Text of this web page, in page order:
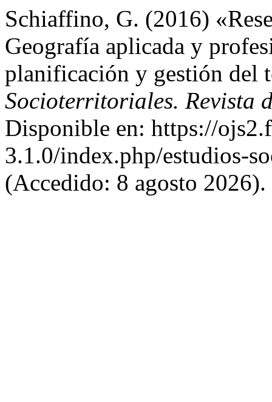
Schiaffino, G. (2016)
Geografía aplicada y
planificación y gestión
Socioterritoriales. Revista
Disponible en: https://
3.1.0/index.php/estudios-
(Accedido: 8 agosto 2026).